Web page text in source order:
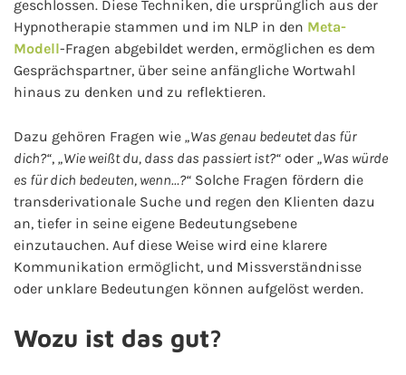
geschlossen. Diese Techniken, die ursprünglich aus der
Hypnotherapie stammen und im NLP in den Meta-
Modell-Fragen abgebildet werden, ermöglichen es dem
Gesprächspartner, über seine anfängliche Wortwahl
hinaus zu denken und zu reflektieren.
Dazu gehören Fragen wie „Was genau bedeutet das für
dich?“, „Wie weißt du, dass das passiert ist?“ oder „Was würde
es für dich bedeuten, wenn…?“ Solche Fragen fördern die
transderivationale Suche und regen den Klienten dazu
an, tiefer in seine eigene Bedeutungsebene
einzutauchen. Auf diese Weise wird eine klarere
Kommunikation ermöglicht, und Missverständnisse
oder unklare Bedeutungen können aufgelöst werden.
Wozu ist das gut?